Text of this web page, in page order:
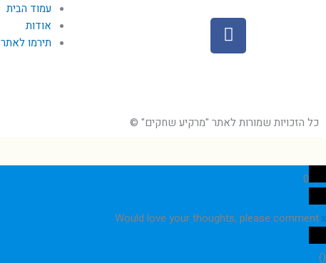
F
a
c
o
o
עמוד הבית
אודות
תירמו לאתר
כל הזכויות שמורות לאתר "מרקיע שחקים" ©
0
Would love your thoughts, please comment.x
(
)